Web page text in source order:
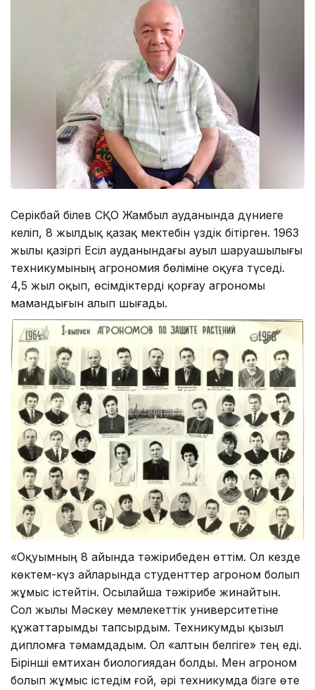
Серікбай Әбілев СҚО Жамбыл ауданында дүниеге
келіп, 8 жылдық қазақ мектебін үздік бітірген. 1963
жылы қазіргі Есіл ауданындағы ауыл шаруашылығы
техникумының агрономия бөліміне оқуға түседі.
4,5 жыл оқып, өсімдіктерді қорғау агрономы
мамандығын алып шығады.
«Оқуымның 8 айында тәжірибеден өттім. Ол кезде
көктем-күз айларында студенттер агроном болып
жұмыс істейтін. Осылайша тәжірибе жинайтын.
Сол жылы Мәскеу мемлекеттік университетіне
құжаттарымды тапсырдым. Техникумды қызыл
дипломға тәмамдадым. Ол «алтын белгіге» тең еді.
Бірінші емтихан биологиядан болды. Мен агроном
болып жұмыс істедім ғой, әрі техникумда бізге өте